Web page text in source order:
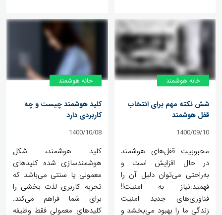
خانه‌ هوشمند
شش نکته مهم برای انتخاب
قفل هوشمند
1400/09/10
محبوبیت قفل‌های هوشمند
در حال افزایش است و
به‌راحتی می‌توان دلیل آن را
فهمید:نیاز به امنیت!!
فناوری‌های جدید امنیت
زندگی ما را بهبود می‌بخشد و
خانه‌ هوشمند
کلید هوشمند چیست و چه
کاربردی دارد
1400/10/08
کلید هوشمند، شکل
هوشمندسازی شده کلیدهای
معمولی یا سنتی می‌باشد که
تجربه کاربری لذت بخشی را
برای شما فراهم می‌کند.
کلیدهای معمولی فقط وظیفه